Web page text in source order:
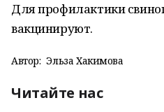
Для профилактики
вакцинируют.
Автор: Эльза Хакимова
Читайте нас